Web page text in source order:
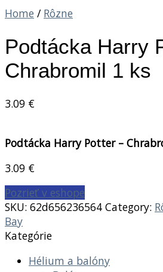
Home / Rôzne
Podtácka Harry
Chrabromil 1 ks
3.09 €
Podtácka Harry Potter –
3.09 €
Pozrieť v eshope
SKU: 62d656236564 Category:
Bay
Kategórie
Hélium a balóny